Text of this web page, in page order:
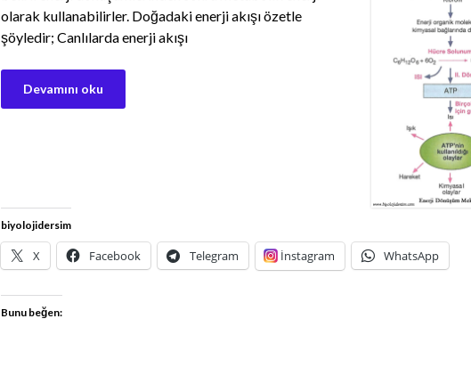
olarak kullanabilirler. Doğadaki enerji akışı özetle
şöyledir; Canlılarda enerji akışı
Devamını oku
biyolojidersim
X Facebook Telegram İnstagram WhatsApp
Bunu beğen: